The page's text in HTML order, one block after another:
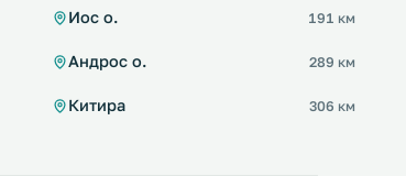
Иос о. 191 км
Андрос о. 289 км
Китира 306 км